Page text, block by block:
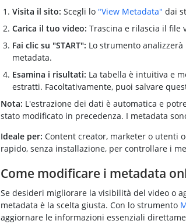
Visita il sito: Scegli lo "View Metadata" dai
Carica il tuo video: Trascina e rilascia il file
Fai clic su "START": Lo strumento
metadata.
Esamina i risultati: La tabella è intuitiva e
estratti. Facoltativamente, puoi salvare
Nota: L'estrazione dei dati è automatica e
stato modificato in precedenza. I metadata
Ideale per: Content creator, marketer o utenti
rapido, senza installazione, per controllare i
Come modificare i metadata
Se desideri migliorare la visibilità del video o
metadata è la scelta giusta. Con lo strumento
aggiornare le informazioni essenziali